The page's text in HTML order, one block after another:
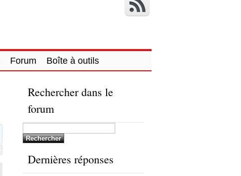
Forum Boîte à outils
Rechercher dans le
forum
Dernières réponses